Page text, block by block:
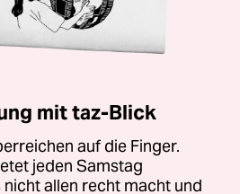
mit taz-Blick
auf die Finger.
jeden Samstag
allen recht macht und